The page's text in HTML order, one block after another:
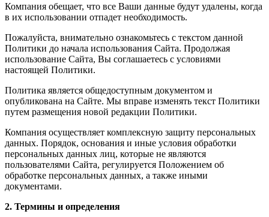
Компания обещает, что все Ваши данные будут удалены, когда
в их использовании отпадет необходимость.
Пожалуйста, внимательно ознакомьтесь с текстом данной
Политики до начала использования Сайта. Продолжая
использование Сайта, Вы соглашаетесь с условиями
настоящей Политики.
Политика является общедоступным документом и
опубликована на Сайте. Мы вправе изменять текст Политики
путем размещения новой редакции Политики.
Компания осуществляет комплексную защиту персональных
данных. Порядок, основания и иные условия обработки
персональных данных лиц, которые не являются
пользователями Сайта, регулируется Положением об
обработке персональных данных, а также иными
документами.
2. Термины и определения